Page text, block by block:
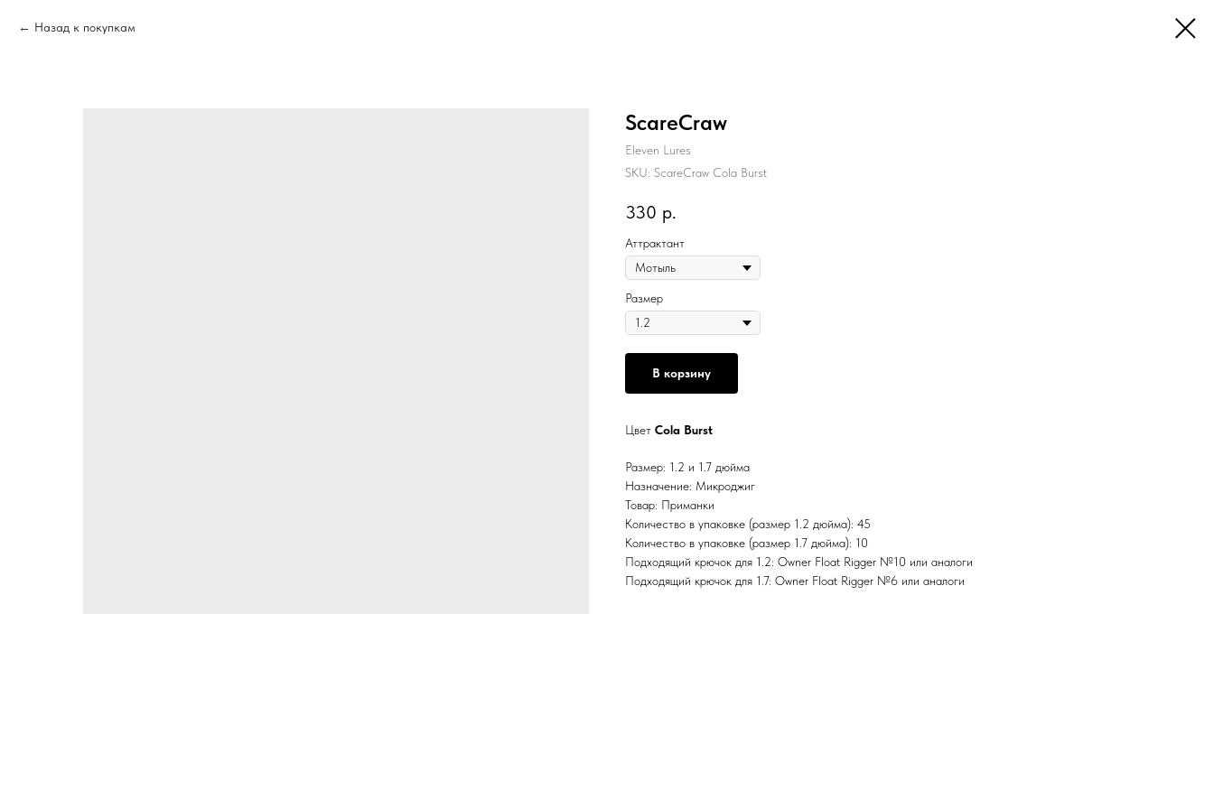
Назад к покупкам
ScareCraw
Eleven Lures
SKU: ScareCraw Cola Burst
330 р.
Аттрактант
Размер
В корзину
Цвет Cola Burst
Размер: 1.2 и 1.7 дюйма
Назначение: Микроджиг
Товар: Приманки
Количество в упаковке (размер 1.2 дюйма): 45
Количество в упаковке (размер 1.7 дюйма): 10
Подходящий крючок для 1.2: Owner Float Rigger №10 или аналоги
Подходящий крючок для 1.7: Owner Float Rigger №6 или аналоги